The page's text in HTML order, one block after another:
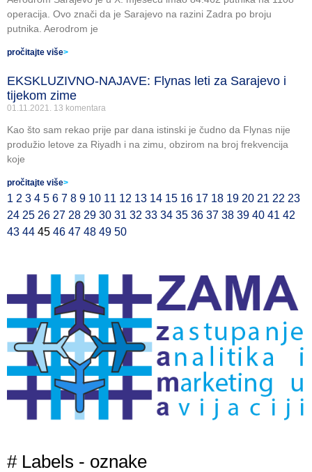
operacija. Ovo znači da je Sarajevo na razini Zadra po broju
putnika. Aerodrom je
pročitajte više>
EKSKLUZIVNO-NAJAVE: Flynas leti za Sarajevo i
tijekom zime
01.11.2021. 13 komentara
Kao što sam rekao prije par dana istinski je čudno da Flynas nije
produžio letove za Riyadh i na zimu, obzirom na broj frekvencija
koje
pročitajte više>
1 2 3 4 5 6 7 8 9 10 11 12 13 14 15 16 17 18 19 20 21 22 23
24 25 26 27 28 29 30 31 32 33 34 35 36 37 38 39 40 41 42
43 44 45 46 47 48 49 50
# Labels - oznake